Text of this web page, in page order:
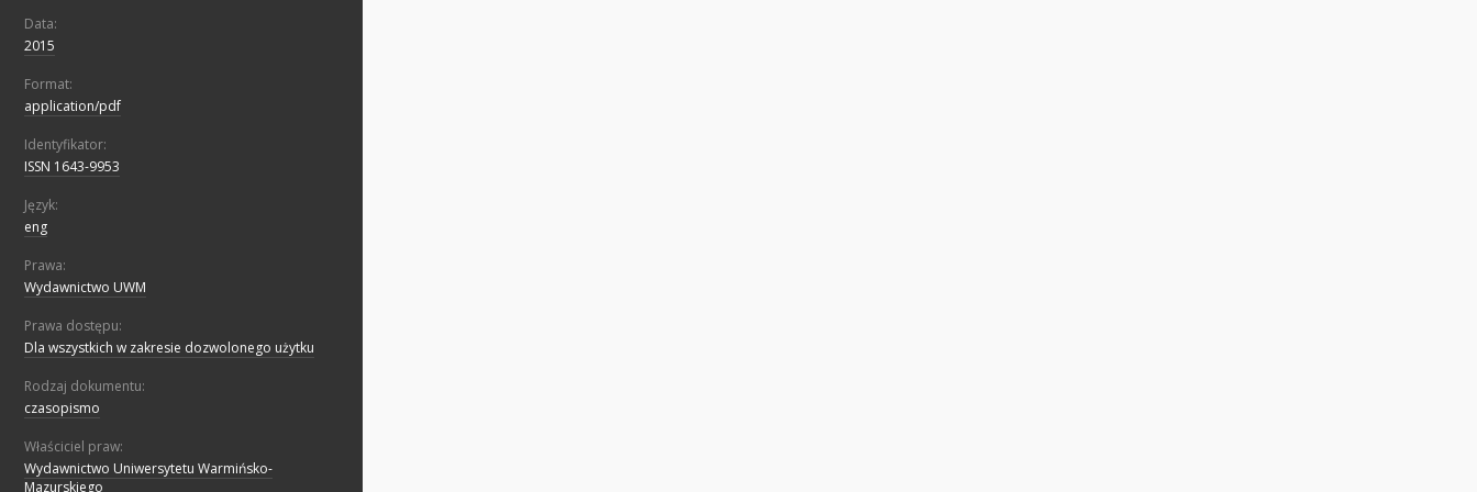
Data:
2015
Format:
application/pdf
Identyfikator:
ISSN 1643-9953
Język:
eng
Prawa:
Wydawnictwo UWM
Prawa dostępu:
Dla wszystkich w zakresie dozwolonego użytku
Rodzaj dokumentu:
czasopismo
Właściciel praw:
Wydawnictwo Uniwersytetu Warmińsko-
Mazurskiego